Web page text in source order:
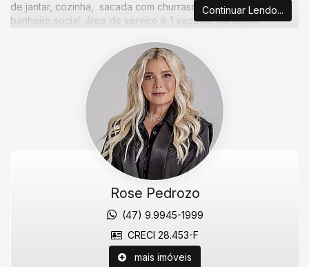
de jantar, cozinha, sacada com churrasqueira a carvão,
banheiro social, área de serviço e 1 vaga de garagem.
Empreendimento localizado na Barra Norte, no Bairro
Pioneiros, em uma posição privilegiada perto do mar. Está
próximo à Roda Gigante, ao Hospital da Unimed e ao Hospital
do Coração, além de proporcionar fácil acesso à Praia Brava.
Agende uma visita agora mesmo!
Valores sujeitos a alteração sem aviso prévio.
Características do Imóvel
Sala para 2 Ambientes
Continuar Lendo...
Rose Pedrozo
(47) 9.9945-1999
CRECI 28.453-F
mais imóveis